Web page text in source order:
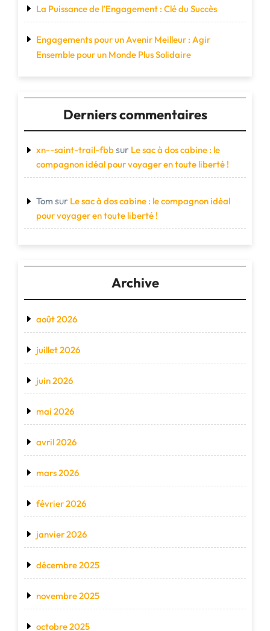
La Puissance de l’Engagement : Clé du Succès
Engagements pour un Avenir Meilleur : Agir
Ensemble pour un Monde Plus Solidaire
Derniers commentaires
xn--saint-trail-fbbsur Le sac à dos cabine : le
compagnon idéal pour voyager en toute liberté !
Tom sur Le sac à dos cabine : le compagnon idéal
pour voyager en toute liberté !
Archive
août 2026
juillet 2026
juin 2026
mai 2026
avril 2026
mars 2026
février 2026
janvier 2026
décembre 2025
novembre 2025
octobre 2025